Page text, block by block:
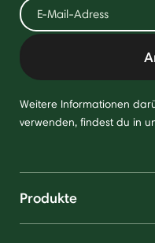
Weitere Informationen
verwenden, findest du in
Produkte